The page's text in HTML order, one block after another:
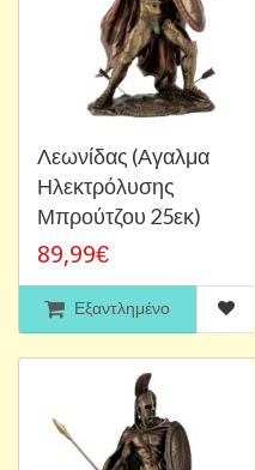
Λεωνίδας (Αγαλμα
Ηλεκτρόλυσης
Μπρούτζου 25εκ)
89,99€
Εξαντλημένο